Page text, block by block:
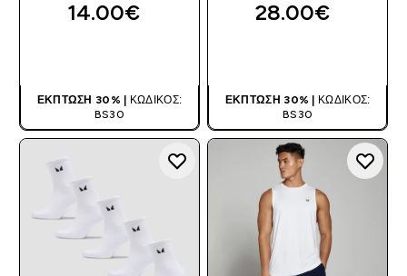
14.00€‎
ΈΚΠΤΩΣΗ 30% |
ΚΩΔΙΚΌΣ:
BS30
28.00€‎
ΈΚΠΤΩΣΗ 30% |
ΚΩΔΙΚΌΣ:
BS30